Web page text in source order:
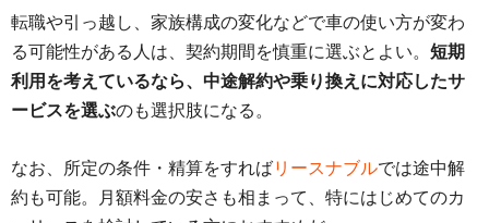
転職や引っ越し、家族構成の変化などで車の使い方が変わ
る可能性がある人は、契約期間を慎重に選ぶとよい。 短期
利用を考えているなら、中途解約や乗り換えに対応したサ
ービスを選ぶのも選択肢になる。
なお、所定の条件・精算をすればリースナブルでは途中解
約も可能。月額料金の安さも相まって、特にはじめてのカ